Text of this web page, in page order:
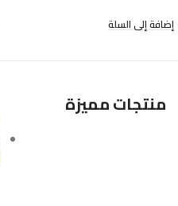
إضافة إلى السلة
منتجات مميزة